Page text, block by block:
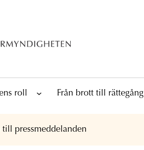
roll Från brott till rättegång
till pressmeddelanden